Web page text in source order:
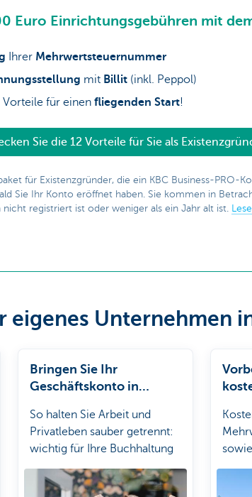
Euro Einrichtungsgebühren mit
Ihrer Mehrwertsteuernummer
mit Billit (inkl. Peppol)
für einen fliegenden Start!
Sie die 12 Vorteile für Sie als
für Existenzgründer, die ein KBC Business-PRO-
Sie Ihr Konto eröffnet haben. Sie kommen in
registriert ist oder weniger als ein Jahr alt ist.
eigenes Unternehmen
Bringen Sie Ihr
Geschäftskonto in
So halten Sie Arbeit und
Privatleben sauber getrennt:
wichtig für Ihre Buchhaltung
und für die Steuerbehörden.
für